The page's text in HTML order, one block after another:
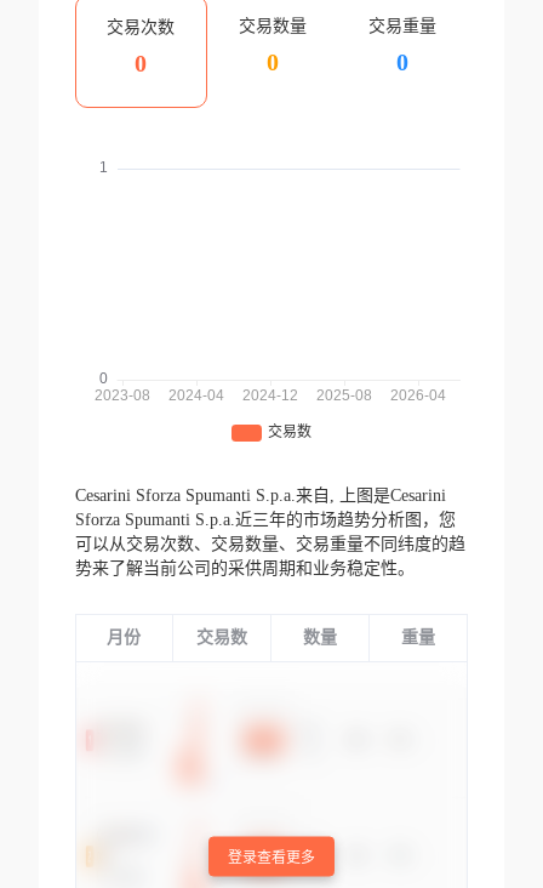
交易次数
0
交易数量
0
交易重量
0
Cesarini Sforza Spumanti S.p.a.来自,
上图是Cesarini
Sforza Spumanti S.p.a.近三年的市场趋势分析图，您
可以从交易次数、交易数量、交易重量不同纬度的趋
势来了解当前公司的采供周期和业务稳定性。
月份 交易数 数量 重量
登录查看更多